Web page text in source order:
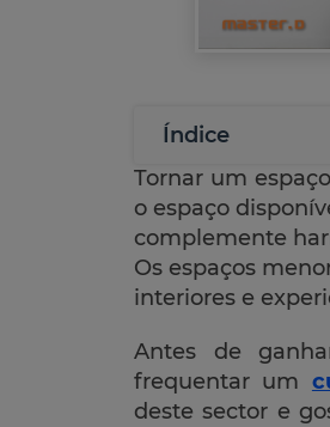
Índice
Tornar um
o espaço
complemente
Os espaços
interiores e
Antes de
frequentar um
deste sector e